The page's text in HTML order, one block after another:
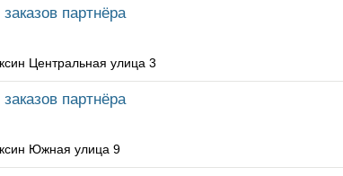
партнёра
Центральная улица 3
партнёра
Южная улица 9